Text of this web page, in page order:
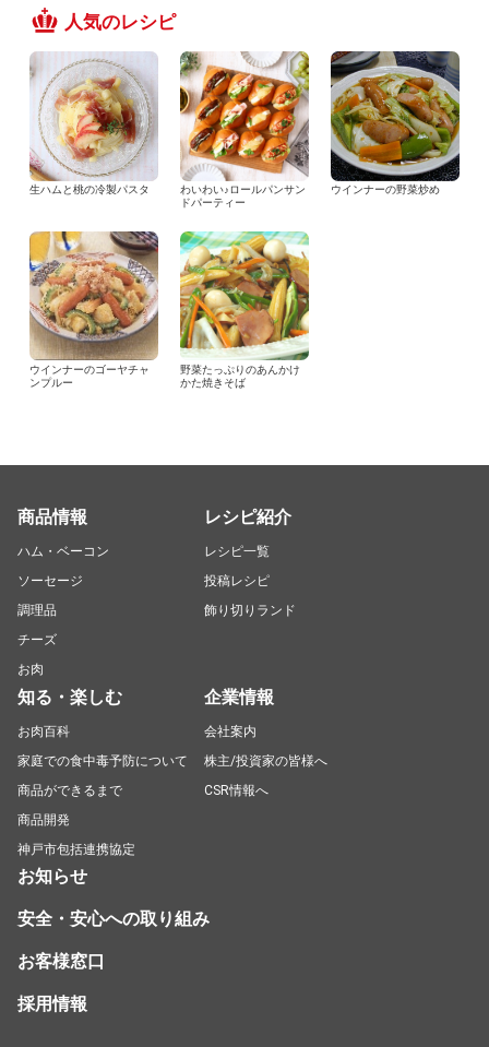
人気のレシピ
生ハムと桃の冷製パスタ
わいわい♪ロールパンサン
ドパーティー
ウインナーの野菜炒め
ウインナーのゴーヤチャ
ンプルー
野菜たっぷりのあんかけ
かた焼きそば
商品情報
ハム・ベーコン
ソーセージ
調理品
チーズ
お肉
レシピ紹介
レシピ一覧
投稿レシピ
飾り切りランド
知る・楽しむ
お肉百科
家庭での食中毒予防について
商品ができるまで
商品開発
神戸市包括連携協定
企業情報
会社案内
株主/投資家の皆様へ
CSR情報へ
お知らせ
安全・安心への取り組み
お客様窓口
採用情報